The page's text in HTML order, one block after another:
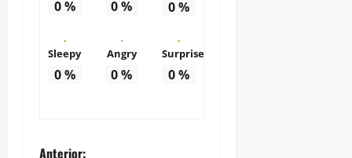
0% 0% 0%
Sleepy
0%
Angry
0%
Surprise
0%
Anterior: